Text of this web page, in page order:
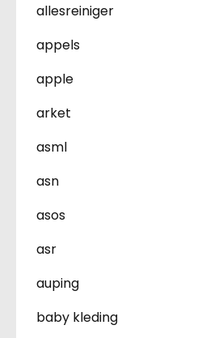
allesreiniger
appels
apple
arket
asml
asn
asos
asr
auping
baby kleding